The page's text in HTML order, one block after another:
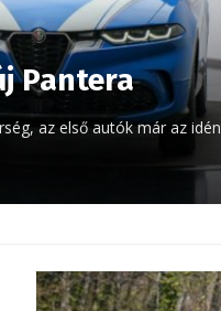
Pantera
az első autók már az idén